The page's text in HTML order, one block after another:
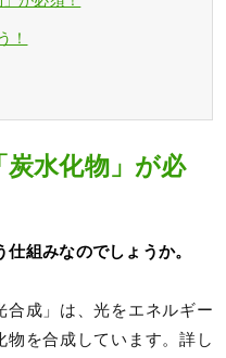
！
水化物」が必
組みなのでしょうか。
合成」は、光をエネルギー
物を合成しています。詳し